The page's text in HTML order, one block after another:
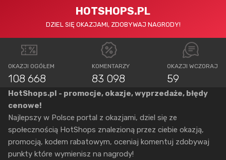
HOTSHOPS.PL
DZIEL SIĘ OKAZJAMI, ZDOBYWAJ NAGRODY!
OKAZJI OGÓŁEM
108 668
KOMENTARZY
83 098
OKAZJI WCZORAJ
59
HotShops.pl - promocje, okazje, wyprzedaże, błędy
cenowe!
Najlepszy w Polsce portal z okazjami, dziel się ze
społecznością HotShops znalezioną przez ciebie okazją,
promocją, kodem rabatowym, oceniaj komentuj zdobywaj
punkty które wymienisz na nagrody!